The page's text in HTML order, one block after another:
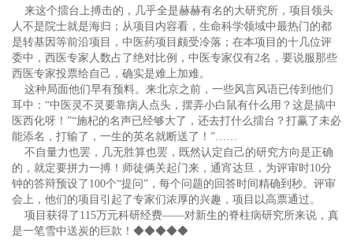
来这个擂台上搏击的，几乎全是赫赫有名的大研究所，项目领头
人不是院士就是海归；从项目内容看，生命科学领域中最热门的都
是转基因等前沿项目，中医药项目颇受冷落；在本项目的十几位评
委中，西医专家人数占了绝对比例，中医专家仅有2名，要说服那些
西医专家投票给自己，确实是难上加难。
这种局面他们早有预料。来北京之前，一些风言风语已传到他们
耳中：“中医灵不灵要靠病人点头，摆弄小白鼠有什么用？这是搞中
医西化呀！”“施杞的名声已经够大了，还去打什么擂台？打赢了未必
能添名，打输了，一生的英名就断送了！”……
不自量力也罢，几无胜算也罢，既然认定自己的研究方向是正确
的，就定要拼力一搏！师徒俩关起门来，通宵达旦，为评审时10分
钟的答辩预设了100个“提问”，每个问题的回答时间精确到秒。评审
会上，他们的项目引起了专家们浓厚的兴趣，项目以高票通过。
项目获得了115万元科研经费——对新生的脊柱病研究所来说，真
是一笔雪中送炭的巨款！◆◆◆◆◆